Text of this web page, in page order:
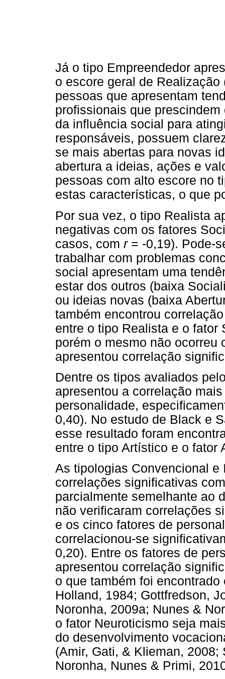
Já o tipo Empreendedor
o escore geral de Realização
pessoas que apresentam
profissionais que
da influência social para
responsáveis, possuem
se mais abertas para novas
abertura a ideias, ações e
pessoas com alto escore no
estas características, o que
Por sua vez, o tipo Realista
negativas com os fatores
casos, com r= -0,19). Pode-
trabalhar com problemas
social apresentam uma
estar dos outros (baixa
ou ideias novas (baixa
também encontrou
entre o tipo Realista e o
porém o mesmo não ocorreu
apresentou correlação
Dentre os tipos avaliados
apresentou a correlação
personalidade,
0,40). No estudo de Black e
esse resultado foram
entre o tipo Artístico e o fator
As tipologias Convencional
correlações significativas
parcialmente semelhante ao
não verificaram correlações
e os cinco fatores de
correlacionou-se
0,20). Entre os fatores de
apresentou correlação
o que também foi
Holland, 1984; Gottfredson,
Noronha, 2009a; Nunes &
o fator Neuroticismo seja
do desenvolvimento
(Amir, Gati, & Klieman,
Noronha, Nunes & Primi,